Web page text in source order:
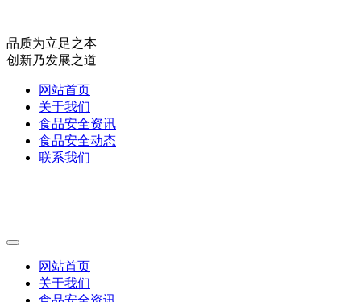
品质为立足之本
创新乃发展之道
网站首页
关于我们
食品安全资讯
食品安全动态
联系我们
网站首页
关于我们